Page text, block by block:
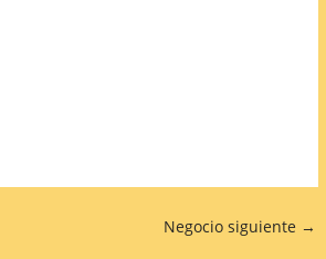
Negocio siguiente →